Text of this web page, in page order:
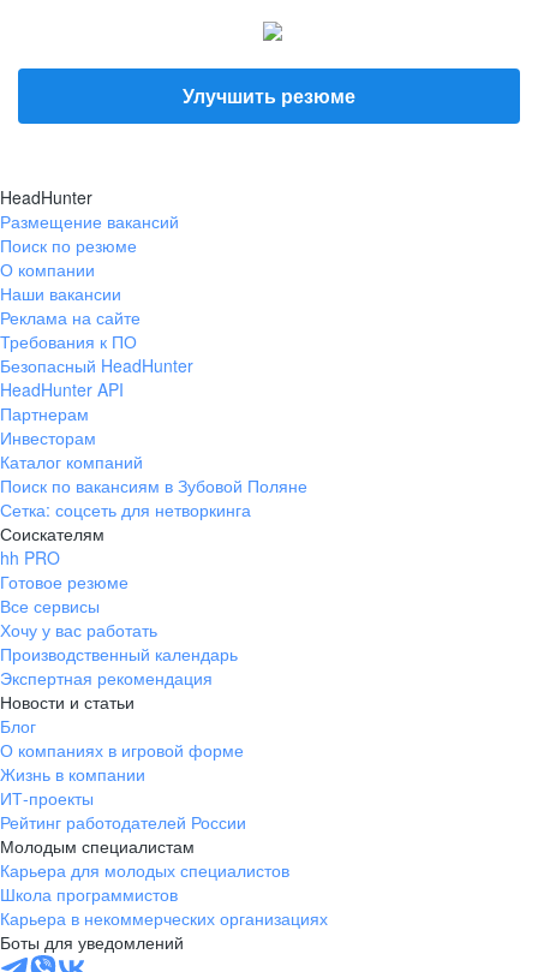
Улучшить резюме
HeadHunter
Размещение вакансий
Поиск по резюме
О компании
Наши вакансии
Реклама на сайте
Требования к ПО
Безопасный HeadHunter
HeadHunter API
Партнерам
Инвесторам
Каталог компаний
Поиск по вакансиям в Зубовой Поляне
Сетка: соцсеть для нетворкинга
Соискателям
hh PRO
Готовое резюме
Все сервисы
Хочу у вас работать
Производственный календарь
Экспертная рекомендация
Новости и статьи
Блог
О компаниях в игровой форме
Жизнь в компании
ИТ-проекты
Рейтинг работодателей России
Молодым специалистам
Карьера для молодых специалистов
Школа программистов
Карьера в некоммерческих организациях
Боты для уведомлений